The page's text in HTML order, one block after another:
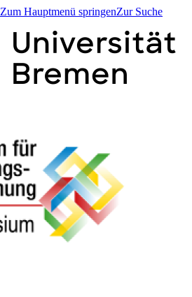
Zum Hauptmenü springenZur Suche